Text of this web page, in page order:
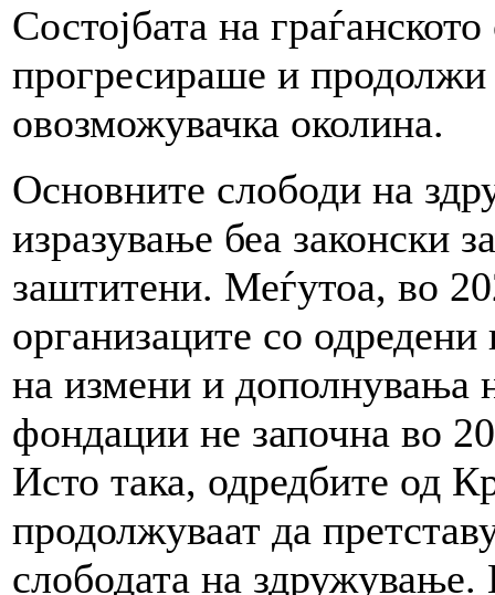
Состојбата на
прогресираше и продолжи
овозможувачка околина.
Основните слободи на
изразување беа законски
заштитени. Меѓутоа, во
организаците со
на измени и дополнувања
фондации не започна во
Исто така, одредбите од
продолжуваат да
слободата на